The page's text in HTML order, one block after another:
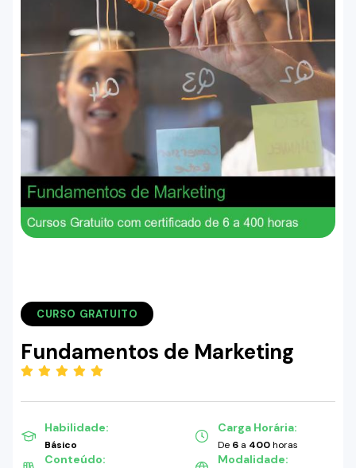
CURSO GRATUITO
Fundamentos de Marketing
Habilidade:
Básico
Carga Horária:
De 6 a 400horas
Conteúdo: Modalidade: